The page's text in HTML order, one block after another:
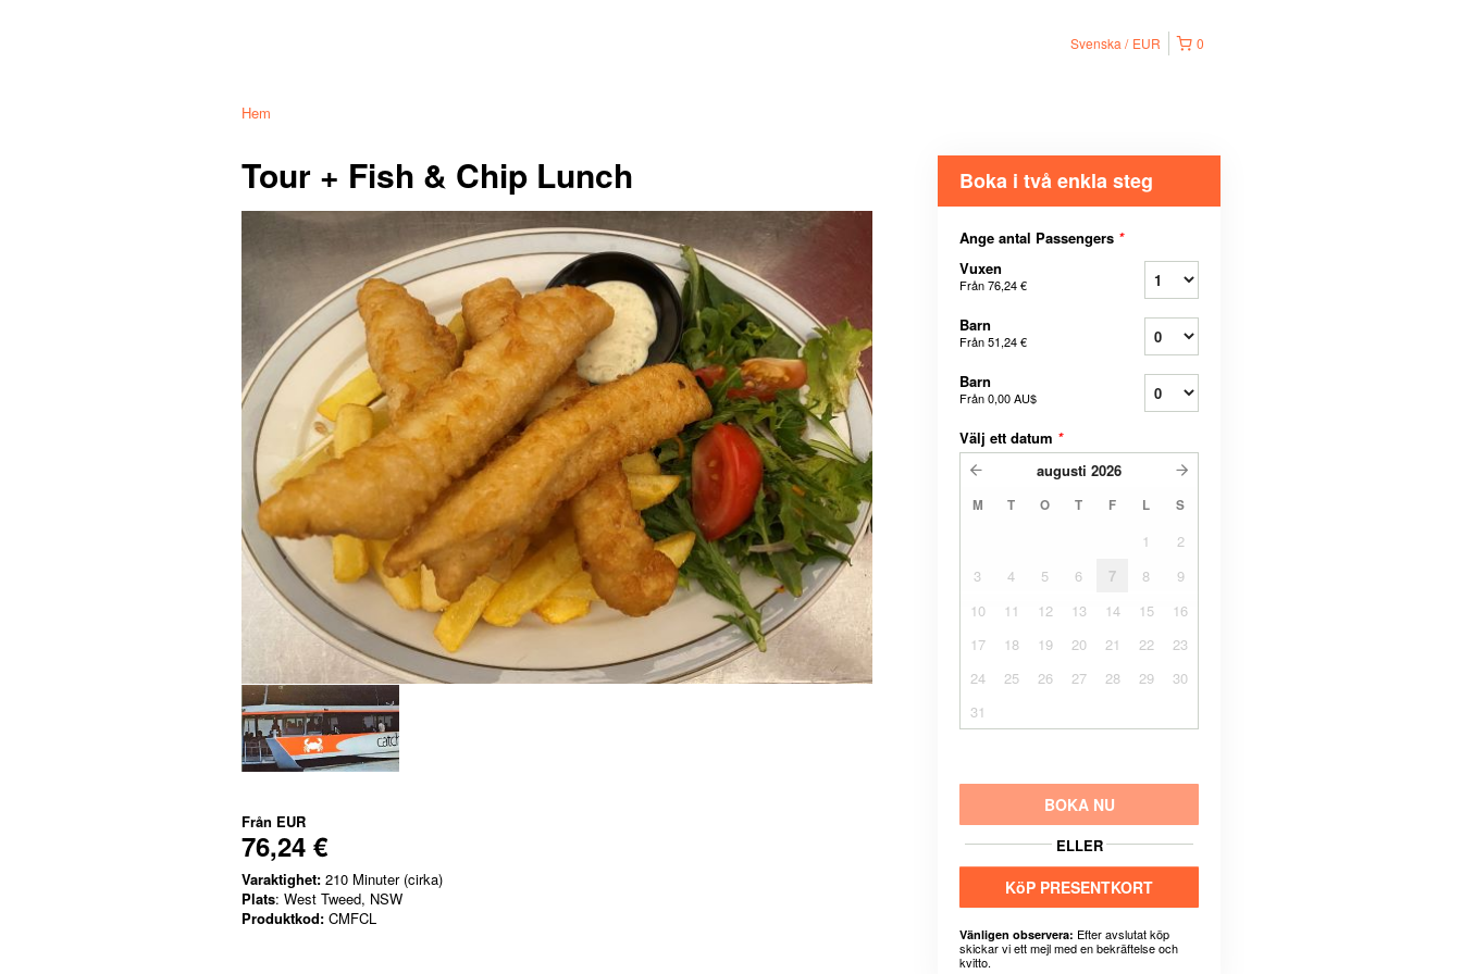
0
Svenska EUR
Hem
Tour + Fish & Chip Lunch
Från EUR
76,24 €
Varaktighet: 210 Minuter (cirka)
Plats: West Tweed, NSW
Produktkod: CMFCL
Boka i två enkla steg
Ange antal Passengers *
Vuxen
Från76,24 €
Barn
Från51,24 €
Barn
Från0,00 AU$
Välj ett datum *
augusti 2026
M T O T F L S
1
2
3
4 5 6 7 8
9
10
11 12 13 14 15
16
17
18 19 20 21 22
23
24
25 26 27 28 29
30
31
BOKA NU
ELLER
KöP PRESENTKORT
Vänligen observera: Efter avslutat köp
skickar vi ett mejl med en bekräftelse och
kvitto.